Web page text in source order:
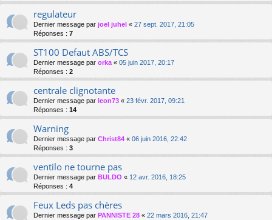
regulateur
Dernier message par joel juhel « 27 sept. 2017, 21:05
Réponses : 7
ST100 Defaut ABS/TCS
Dernier message par orka « 05 juin 2017, 20:17
Réponses : 2
centrale clignotante
Dernier message par leon73 « 23 févr. 2017, 09:21
Réponses : 14
Warning
Dernier message par Christ84 « 06 juin 2016, 22:42
Réponses : 3
ventilo ne tourne pas
Dernier message par BULDO « 12 avr. 2016, 18:25
Réponses : 4
Feux Leds pas chères
Dernier message par PANNISTE 28 « 22 mars 2016, 21:47